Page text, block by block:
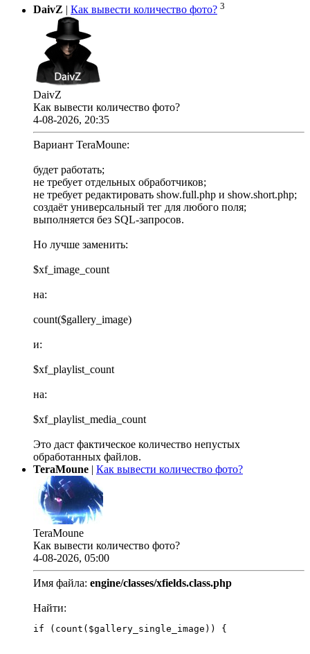
DaivZ Как вывести количество фото? 3
DaivZ
Как вывести количество фото?
4-08-2026, 20:35
Вариант TeraMoune:
будет работать;
не требует отдельных обработчиков;
не требует редактировать show.full.php и show.short.php;
создаёт универсальный тег для любого поля;
выполняется без SQL-запросов.
Но лучше заменить:
$xf_image_count
на:
count($gallery_image)
и:
$xf_playlist_count
на:
$xf_playlist_media_count
Это даст фактическое количество непустых
обработанных файлов.
TeraMoune | Как вывести количество фото?
TeraMoune
Как вывести количество фото?
4-08-2026, 05:00
Имя файла: engine/classes/xfields.class.php
Найти:
if (count($gallery_single_image)) {